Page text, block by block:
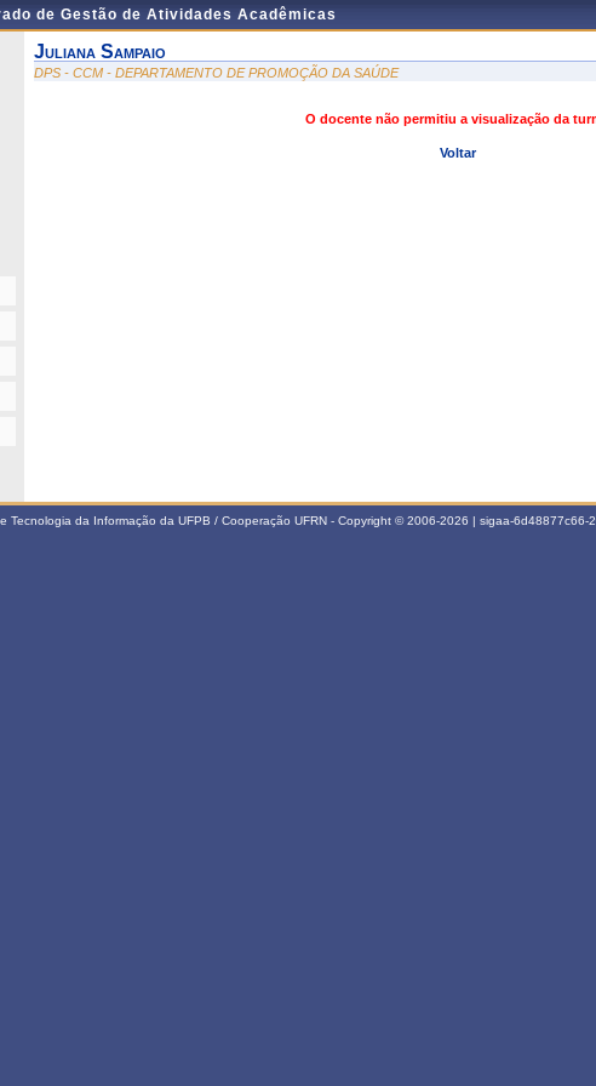
de Gestão de Atividades Acadêmicas
Juliana Sampaio
DPS - CCM - DEPARTAMENTO DE PROMOÇÃO DA SAÚDE
O docente não permitiu a visualização da
Voltar
Tecnologia da Informação da UFPB / Cooperação UFRN - Copyright © 2006-2026 | sigaa-6d48877c66-